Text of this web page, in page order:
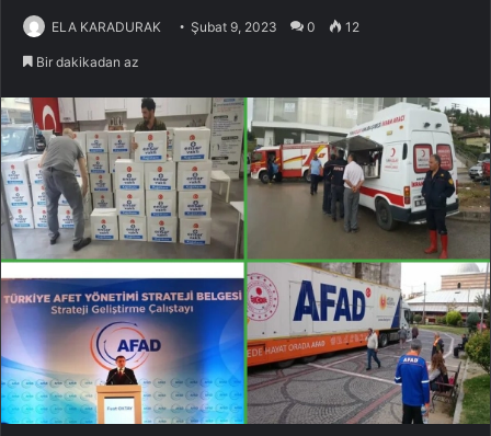
ELA KARADURAK Şubat 9, 2023 0 12
Bir dakikadan az